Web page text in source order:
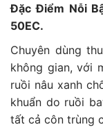
Đặc Điểm Nỗi
50EC.
Chuyên dùng
không gian, với
ruồi nâu xanh
khuẩn do ruồi
tất cả côn trùng